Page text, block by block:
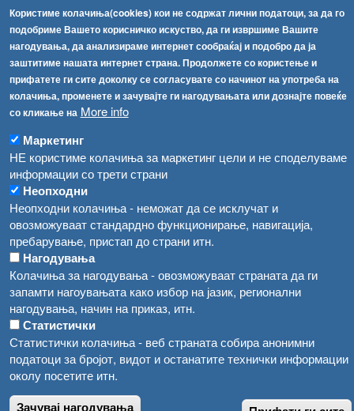
Користиме колачиња(cookies) кои не содржат лични податоци, за да го
подобриме Вашето корисничко искуство, да ги извршиме Вашите
нагодувања, да анализираме интернет сообраќај и подобро да ја
заштитиме нашата интернет страна. Продолжете со користење и
прифатете ги сите доколку се согласувате со начинот на употреба на
колачиња, променете и зачувајте ги нагодувањата или дознајте повеќе
со кликање на More info
Маркетинг
НЕ користиме колачиња за маркетинг цели и не споделуваме
информации со трети страни
Неопходни
Неопходни колачиња - неможат да се исклучат и
овозможуваат стандардно функционирање, навигација,
пребарување, пристап до страни итн.
Нагодувања
Колачиња за нагодувања - овозможуваат страната да ги
запамти нагоувањата како избор на јазик, регионални
нагодувања, начин на приказ, итн.
Статистички
Статистички колачиња - веб страната собира анонимни
податоци за бројот, видот и останатите технички информации
околу посетите итн.
Зачувај нагодувања
[АХВ-претходна страна]
Соопштенија
Република Бугарија ги засили официјалните контроли при увоз на свежо овошје и зеленчук
Високите температури ризик од труење со храна, опасни се и за животните
Водата во Гостивар може да се користи како техничка, продолжува испораката на флаширана вода
Во Гостивар спроведени 70 вонредни контроли
Забраната за водата во Гостивар останува на сила, операторите да користат само технички безбедна вода
Навигација
Архива
Регистри
Обрасци
Огласи